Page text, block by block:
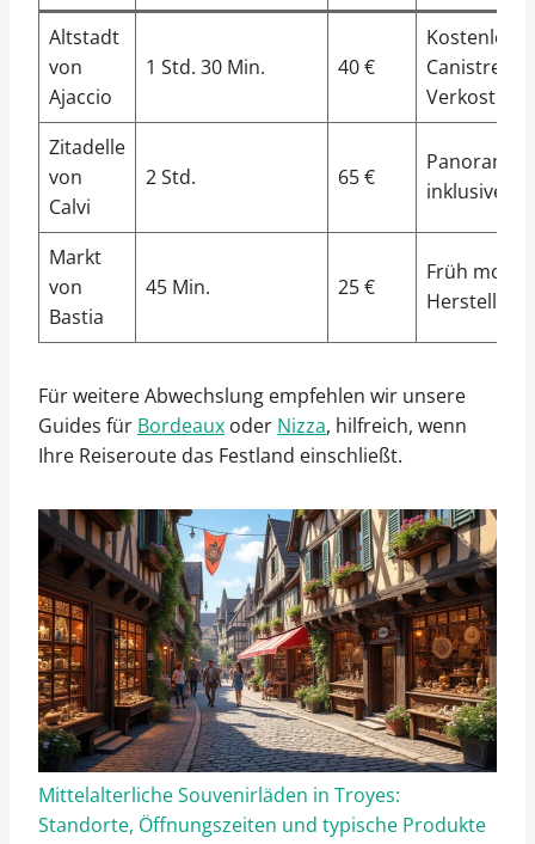
Altstadt
von
Ajaccio
1 Std. 30 Min. 40 €
Kostenlose
Canistrelli-
Verkostung
Zitadelle
von
Calvi
2 Std. 65 €
inklusive
Markt
von
Bastia
45 Min. 25 €
Früh
Für weitere Abwechslung empfehlen wir unsere
Guides für Bordeaux oder Nizza, hilfreich, wenn
Ihre Reiseroute das Festland einschließt.
Mittelalterliche Souvenirläden in Troyes:
Standorte, Öffnungszeiten und typische Produkte